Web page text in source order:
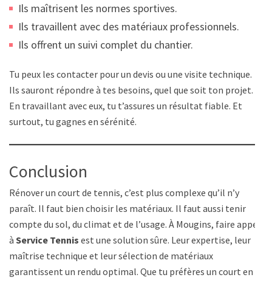
Ils maîtrisent les normes sportives.
Ils travaillent avec des matériaux professionnels.
Ils offrent un suivi complet du chantier.
Tu peux les contacter pour un devis ou une visite technique.
Ils sauront répondre à tes besoins, quel que soit ton projet.
En travaillant avec eux, tu t’assures un résultat fiable. Et
surtout, tu gagnes en sérénité.
Conclusion
Rénover un court de tennis, c’est plus complexe qu’il n’y
paraît. Il faut bien choisir les matériaux. Il faut aussi tenir
compte du sol, du climat et de l’usage. À Mougins, faire appel
à Service Tennis est une solution sûre. Leur expertise, leur
maîtrise technique et leur sélection de matériaux
garantissent un rendu optimal. Que tu préfères un court en